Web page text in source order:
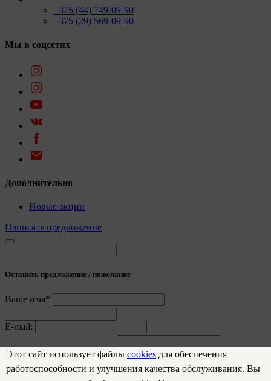
+375 (44) 749-09-90
+375 (29) 569-09-90
Мы в соцсетях
Дополнительно
Новые акции
Написать предложение
Оставить предложение / пожелание
Ваше имя*
E-mail:
Предложение / пожелание
Отправить
Этот сайт использует файлы cookies для обеспечения
работоспособности и улучшения качества обслуживания. Вы